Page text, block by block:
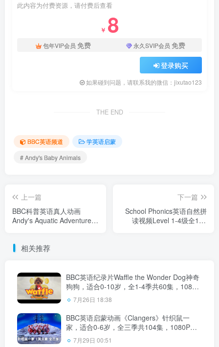
此内容为付费资源，请付费后查看
￥ 8
包年VIP会员 免费 永久SVIP会员 免费
登录购买
如果碰到问题，请联系我的微信：jixutao123
THE END
BBC英语频道
学英语启蒙
# Andy's Baby Animals
上一篇
BBC科普英语真人动画
Andy's Aquatic Adventures
清视频带英文字幕，百度网
下一篇
School Phonics英语自然拼
读视频Level 1-4级全122
相关推荐
BBC英语纪录片Waffle the Wonder Dog神奇
狗狗，适合0-10岁，全1-4季共60集，1080P
高清视频带英文字幕，百度网盘下载！
7月26日 18:38
BBC英语启蒙动画《Clangers》针织鼠一
家，适合0-6岁，全三季共104集，1080P高
清视频带英文字幕，百度网盘下载！
7月29日 00:51